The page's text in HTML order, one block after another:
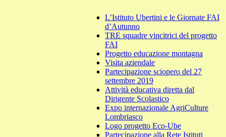
L’Istituto Ubertini e le Giornate FAI
d’Autunno
TRE squadre vincitrici del progetto
FAI
Progetto educazione montagna
Visita aziendale
Partecipazione sciopero del 27
settembre 2019
Attività educativa diretta dal
Dirigente Scolastico
Expo internazionale AgriCulture
Lombriasco
Logo progetto Eco-Ube
Partecipazione alla Rete Istituti